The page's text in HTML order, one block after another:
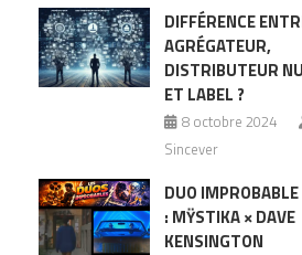
DIFFÉRENCE
AGRÉGATEUR,
DISTRIBUTEUR
ET LABEL ?
8 octobre 2024
Sincever
DUO IMPROBABLE
: MŸSTIKA × DAVE
KENSINGTON